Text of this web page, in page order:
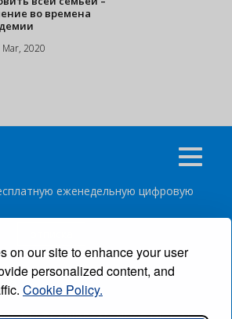
on our site to enhance your user
personalized content, and
Cookie Policy.
во времена
Mar, 2020
еженедельную цифровую
®CARIBBEAN NEWS DIGITAL.